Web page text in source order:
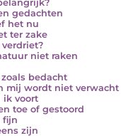
gedachten
het nu
ter zake
niet raken
bedacht
mij wordt niet verwacht
ik voort
toe of gestoord
fijn
zijn